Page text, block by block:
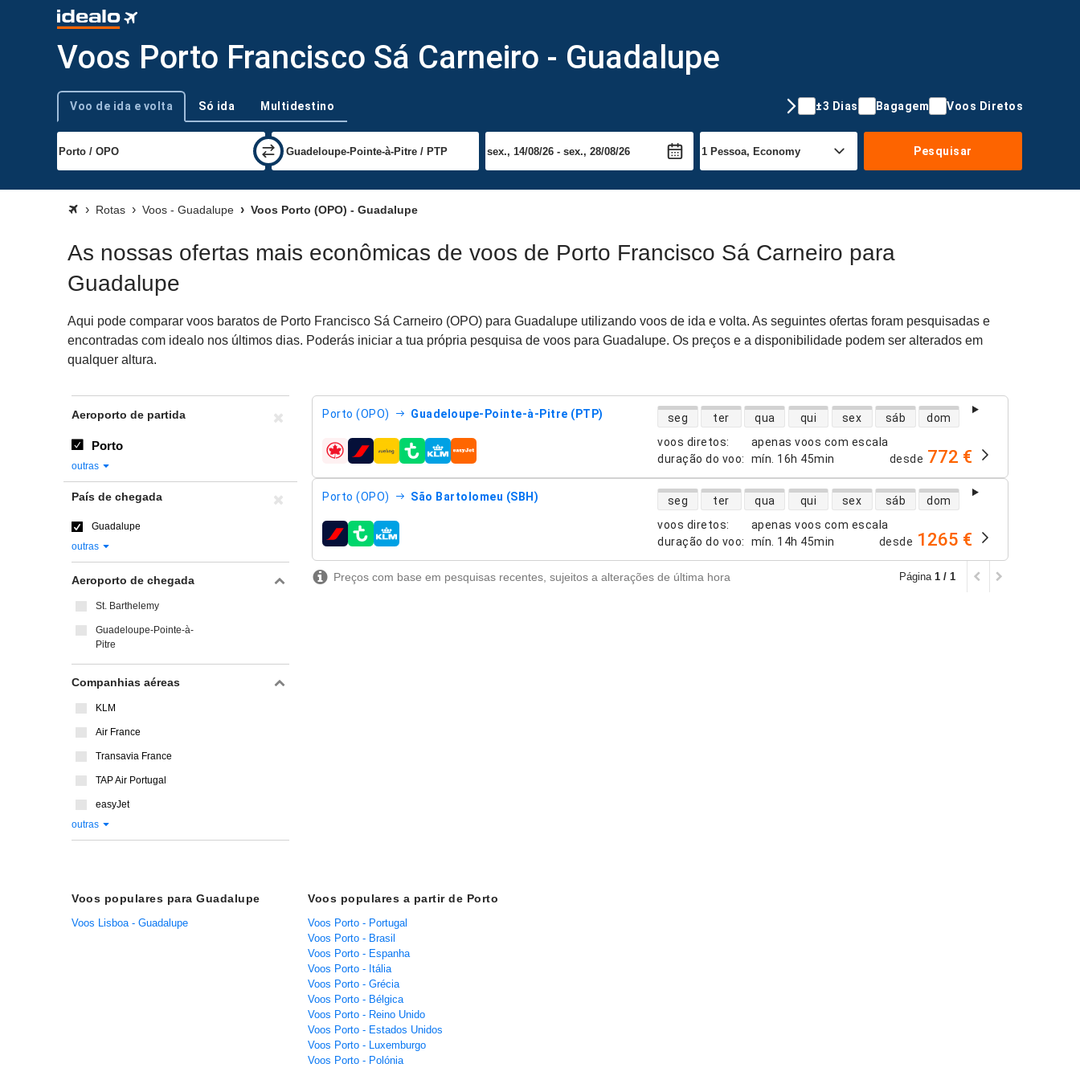
Voos Porto Francisco Sá Carneiro - Guadalupe
Tipo de viagem
Voo de ida e volta Só ida Multidestino ±3 Dias Bagagem Voos Diretos
Pesquisar
Rotas Voos - Guadalupe Voos Porto (OPO) - Guadalupe
As nossas ofertas mais econômicas de voos de Porto Francisco Sá Carneiro para
Guadalupe
Aqui pode comparar voos baratos de Porto Francisco Sá Carneiro (OPO) para Guadalupe utilizando voos de ida e volta. As seguintes ofertas foram pesquisadas e
encontradas com idealo nos últimos dias. Poderás iniciar a tua própria pesquisa de voos para Guadalupe. Os preços e a disponibilidade podem ser alterados em
qualquer altura.
Porto (OPO) Guadeloupe-Pointe-à-Pitre (PTP)
voos diretos:
apenas voos com escala
duração do voo: mín. 16h 45min
disponibilidade de voos diretos
seg ter qua qui sex sáb dom
companhias aéreas desde 772 €
Porto (OPO) São Bartolomeu (SBH)
voos diretos:
apenas voos com escala
duração do voo: mín. 14h 45min
disponibilidade de voos diretos
seg ter qua qui sex sáb dom
companhias aéreas desde 1265 €
Preços com base em pesquisas recentes, sujeitos a alterações de última hora Página 1 / 1
Aeroporto de partida
Porto
outras
País de chegada
Guadalupe
outras
Aeroporto de chegada
St. Barthelemy
Guadeloupe-Pointe-à-
Pitre
Companhias aéreas
KLM
Air France
Transavia France
TAP Air Portugal
easyJet
outras
Voos populares para Guadalupe
Voos Lisboa - Guadalupe
Voos populares a partir de Porto
Voos Porto - Portugal
Voos Porto - Brasil
Voos Porto - Espanha
Voos Porto - Itália
Voos Porto - Grécia
Voos Porto - Bélgica
Voos Porto - Reino Unido
Voos Porto - Estados Unidos
Voos Porto - Luxemburgo
Voos Porto - Polónia